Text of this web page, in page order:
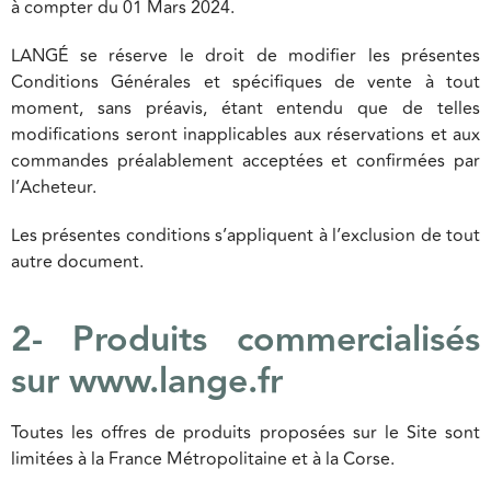
à compter du 01 Mars 2024.
LANGÉ se réserve le droit de modifier les présentes
Conditions Générales et spécifiques de vente à tout
moment, sans préavis, étant entendu que de telles
modifications seront inapplicables aux réservations et aux
commandes préalablement acceptées et confirmées par
l’Acheteur.
Les présentes conditions s’appliquent à l’exclusion de tout
autre document.
2- Produits commercialisés
sur www.lange.fr
Toutes les offres de produits proposées sur le Site sont
limitées à la France Métropolitaine et à la Corse.